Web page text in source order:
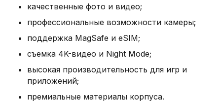
аксессуары MagSafe, которые мгновенно
примагничиваются и обеспечивают более
впечатляющие возможности.
Характеристики
Дисплей Super Retina XDR 6,7 дюйма
качественные фото и видео;
профессиональные возможности камеры;
поддержка MagSafe и eSIM;
съемка 4K-видео и Night Mode;
высокая производительность для игр и
приложений;
премиальные материалы корпуса.